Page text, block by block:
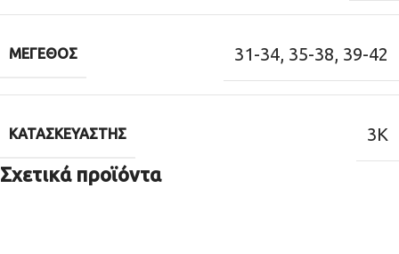
ΜΈΓΕΘΟΣ 31-34, 35-38, 39-42
ΚΑΤΑΣΚΕΥΑΣΤΉΣ 3K
Σχετικά προϊόντα